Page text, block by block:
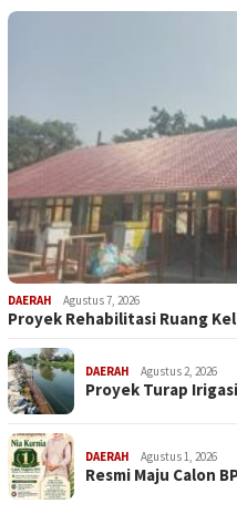
DAERAH Agustus 7, 2026
Proyek Rehabilitasi Ruang
DAERAH Agustus 2, 2026
Proyek Turap
DAERAH Agustus 1, 2026
Resmi Maju Calon